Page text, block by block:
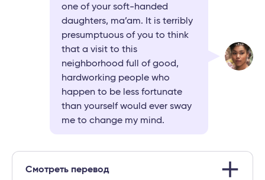
one of your soft-handed
daughters, ma’am. It is terribly
presumptuous of you to think
that a visit to this
neighborhood full of good,
hardworking people who
happen to be less fortunate
than yourself would ever sway
me to change my mind.
Смотреть перевод